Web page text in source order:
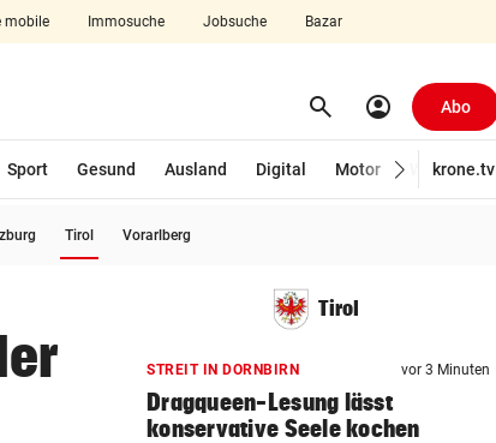
mobile Immosuche Jobsuche Bazar
search Suchen
account_circle Abo
Sport Gesund Ausland Digital Motor Wirtschaft
krone.tv
Tirol Vorarlberg
Tirol
STREIT IN DORNBIRN vor 3 Minuten
Dragqueen-Lesung lässt
konservative Seele kochen